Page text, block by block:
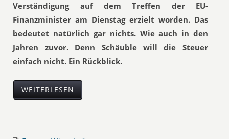
Verständigung auf dem Treffen der EU-
Finanzminister am Dienstag erzielt worden. Das
bedeutet natürlich gar nichts. Wie auch in den
Jahren zuvor. Denn Schäuble will die Steuer
einfach nicht. Ein Rückblick.
WEITERLESEN